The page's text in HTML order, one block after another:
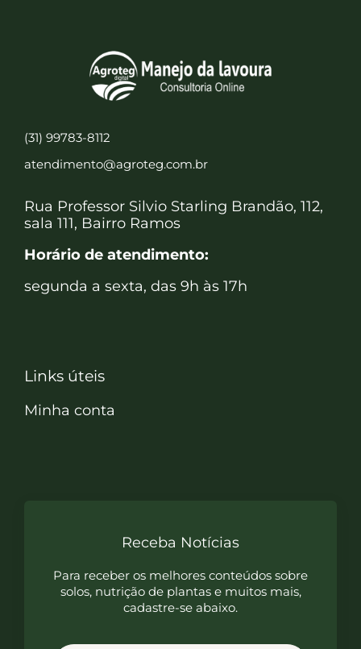
(31) 99783-8112
atendimento@agroteg.com.br
Rua Professor Silvio Starling Brandão, 112,
sala 111, Bairro Ramos
Horário de atendimento:
segunda a sexta, das 9h às 17h
Links úteis
Minha conta
Receba Notícias
Para receber os melhores conteúdos sobre
solos, nutrição de plantas e muitos mais,
cadastre-se abaixo.